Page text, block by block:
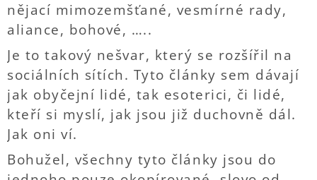
nějací mimozemšťané, vesmírné rady,
aliance, bohové, …..
Je to takový nešvar, který se rozšířil na
sociálních sítích. Tyto články sem dávají
jak obyčejní lidé, tak esoterici, či lidé,
kteří si myslí, jak jsou již duchovně dál.
Jak oni ví.
Bohužel, všechny tyto články jsou do